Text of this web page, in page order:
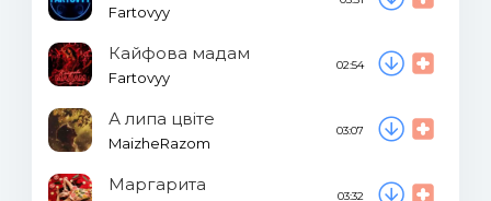
Fartovyy
Кайфова мадам
Fartovyy
02:54
А липа цвіте
MaizheRazom
03:07
Маргарита
03:32